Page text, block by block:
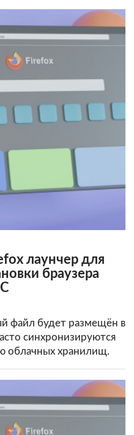
лаунчер для
браузера
файл будет размещён в
синхронизируются
облачных хранилищ.